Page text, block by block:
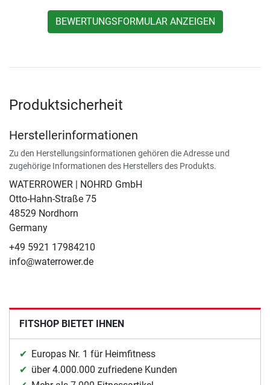
BEWERTUNGSFORMULAR ANZEIGEN
Produktsicherheit
Herstellerinformationen
Zu den Herstellungsinformationen gehören die Adresse und
zugehörige Informationen des Herstellers des Produkts.
WATERROWER | NOHRD GmbH
Otto-Hahn-Straße 75
48529 Nordhorn
Germany
+49 5921 17984210
info@waterrower.de
FITSHOP BIETET IHNEN
Europas Nr. 1 für Heimfitness
über 4.000.000 zufriedene Kunden